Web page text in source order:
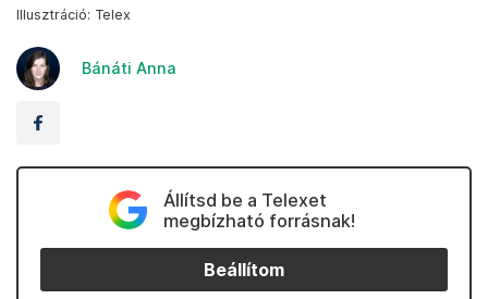
Illusztráció: Telex
Bánáti Anna
Állítsd be a Telexet
megbízható forrásnak!
Beállítom